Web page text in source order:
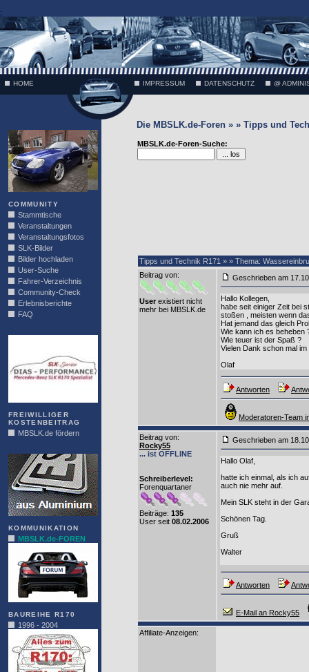
;
HOME IMPRESSUM DATENSCHUTZ @
COMMUNITY
Stammtische
Veranstaltungen
Veranstaltungsfotos
SLK-Bilder
Bilder hochladen
User-Suche
Fahrer-Verzeichnis
Community-Check
Erlebnisberichte
FAQ
FREIWILLIGER
KOSTENBEITRAG
MBSLK.de fördern
KOMMUNIKATION
MBSLK.de-FOREN
BAUREIHE R170
1996 - 2004
Die MBSLK.de-Foren » » Tipps und
MBSLK.de-Foren-Suche:
Tipps und Technik R171 » » Thema:
Beitrag von:
User existiert nicht
mehr bei MBSLK.de
Geschrieben am
Hallo Kollegen,
habe seit einiger Zeit bei
stoßen , meisten wenn
Hat jemand das gleich
Wie kann ich es beheben
Wie teuer ist der Spaß ?
Vielen Dank schon mal im
Olaf
Antworten
Moderatoren-Team
Beitrag von:
Rocky55
... ist OFFLINE
Schreiberlevel:
Forenquartaner
Beiträge: 135
User seit 08.02.2006
Geschrieben am
Hallo Olaf,
hatte ich einmal, als ich
auch nie mehr auf.
Mein SLK steht in der
Schönen Tag.
Gruß
Walter
Antworten
E-Mail an Rocky55
Affiliate-Anzeigen: